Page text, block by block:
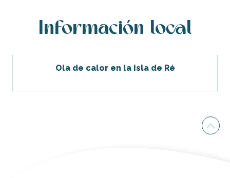
Información local
Ola de calor en la isla de Ré